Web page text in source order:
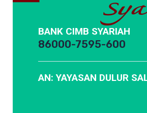
BANK CIMB SYARIAH
86000-7595-600
AN: YAYASAN DULUR